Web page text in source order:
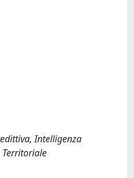
Intelligenza